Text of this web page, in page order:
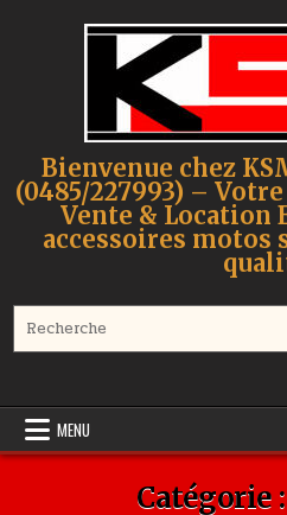
Bienvenue chez
(0485/227993) –
Vente & Location
accessoires motos
MENU
Catégorie :